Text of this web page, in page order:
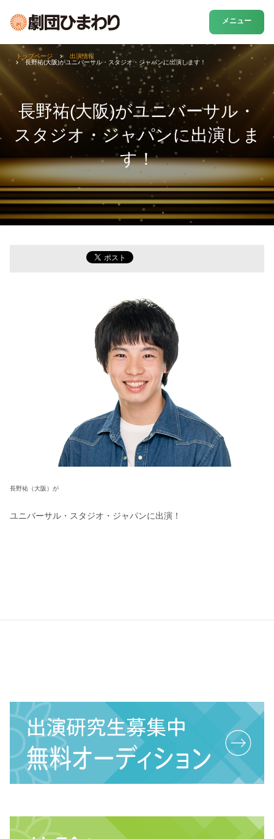
メニュー
長野祐(大阪)がユニバーサル・
スタジオ・ジャパンに出演しま
す！
トップページ
出演情報
長野祐(大阪)がユニバーサル・スタジオ・ジャパンに出演します！
長野祐（大阪）が
ユニバーサル・スタジオ・ジャパンに出演！